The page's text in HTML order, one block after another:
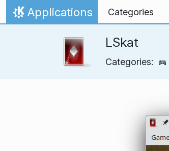
Ugrás a tartalomhoz
Kezdőlap
Applications Categories
LSkat
Categories: